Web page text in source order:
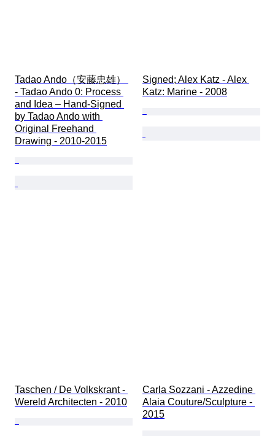
Tadao Ando（安藤忠雄）
- Tadao Ando 0: Process
and Idea – Hand-Signed
by Tadao Ando with
Original Freehand
Drawing - 2010-2015
Signed; Alex Katz - Alex
Katz: Marine - 2008
Taschen / De Volkskrant -
Wereld Architecten - 2010
Carla Sozzani - Azzedine
Alaia Couture/Sculpture -
2015